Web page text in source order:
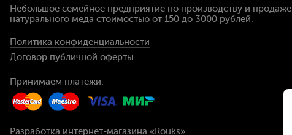
Небольшое семейное предприятие по производству и продаже
натурального меда стоимостью от 150 до 3000 рублей
Политика конфиденциальности
Договор публичной оферты
Принимаем платежи:
Разработка интернет-магазина «Rouks»